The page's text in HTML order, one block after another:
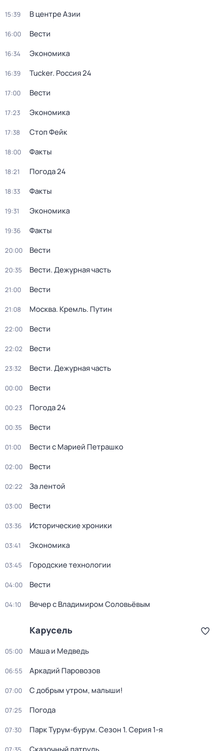
15:39 В центре Азии
16:00 Вести
16:34 Экономика
16:39 Tucker. Россия 24
17:00 Вести
17:23 Экономика
17:38 Стоп Фейк
18:00 Факты
18:21 Погода 24
18:33 Факты
19:31 Экономика
19:36 Факты
20:00 Вести
20:35 Вести. Дежурная часть
21:00 Вести
21:08 Москва. Кремль. Путин
22:00 Вести
22:02 Вести
23:32 Вести. Дежурная часть
00:00 Вести
00:23 Погода 24
00:35 Вести
01:00 Вести с Марией Петрашко
02:00 Вести
02:22 За лентой
03:00 Вести
03:36 Исторические хроники
03:41 Экономика
03:45 Городские технологии
04:00 Вести
04:10 Вечер с Владимиром Соловьёвым
Карусель
05:00 Маша и Медведь
06:55 Аркадий Паровозов
07:00 С добрым утром, малыши!
07:25 Погода
07:30 Парк Турум-бурум. Сезон 1. Серия 1-я